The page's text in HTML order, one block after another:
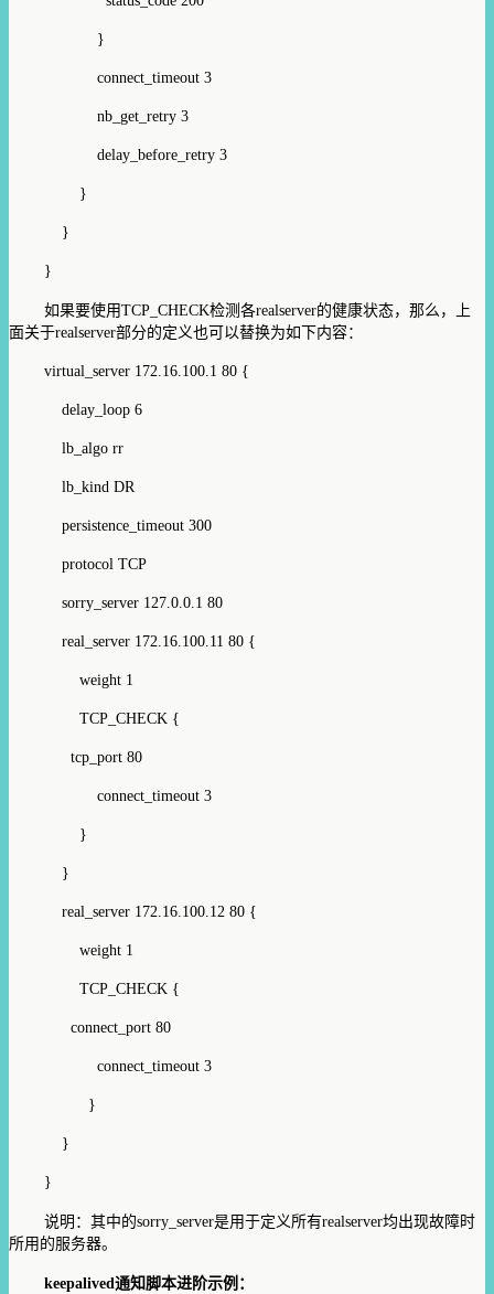
}
connect_timeout 3
nb_get_retry 3
delay_before_retry 3
}
}
}
如果要使用TCP_CHECK检测各realserver的健康状态，那么，上
面关于realserver部分的定义也可以替换为如下内容：
virtual_server 172.16.100.1 80 {
delay_loop 6
lb_algo rr
lb_kind DR
persistence_timeout 300
protocol TCP
sorry_server 127.0.0.1 80
real_server 172.16.100.11 80 {
weight 1
TCP_CHECK {
tcp_port 80
connect_timeout 3
}
}
real_server 172.16.100.12 80 {
weight 1
TCP_CHECK {
connect_port 80
connect_timeout 3
}
}
}
说明：其中的sorry_server是用于定义所有realserver均出现故障时
所用的服务器。
keepalived通知脚本进阶示例：